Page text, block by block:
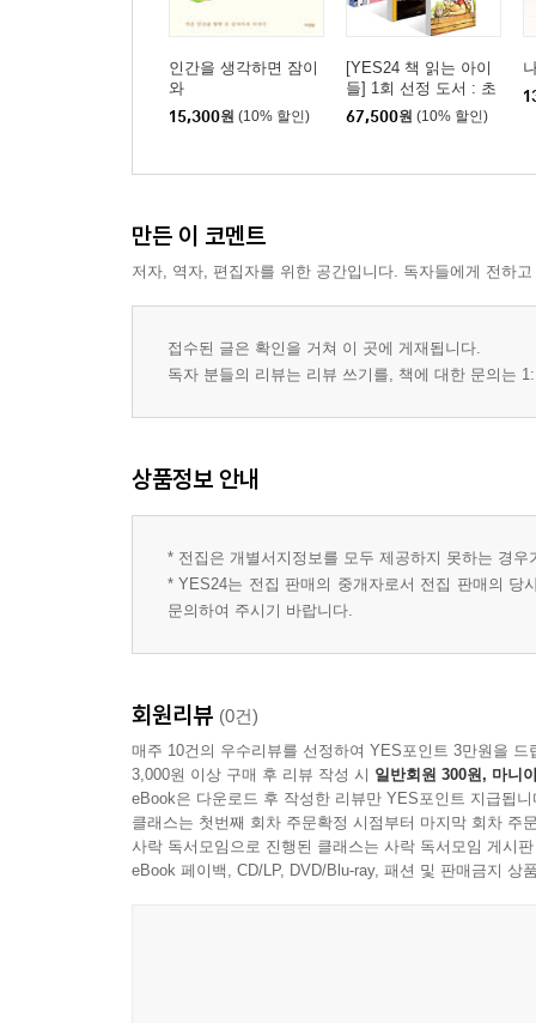
인간을 생각하면 잠이
와
15,300원 (10% 할인)
[YES24 책 읽는 아이
들] 1회 선정 도서 : 초
등 5~6학년 세트
67,500원 (10% 할인)
만든 이 코멘트
저자, 역자, 편집자를 위한 공간입니다. 독자들에게 전하
접수된 글은 확인을 거쳐 이 곳에 게재됩니다.
독자 분들의 리뷰는 리뷰 쓰기를, 책에 대한 문의는
상품정보 안내
* 전집은 개별서지정보를 모두 제공하지 못하는 경
* YES24는 전집 판매의 중개자로서 전집 판매의 당
문의하여 주시기 바랍니다.
회원리뷰 (0건)
매주 10건의 우수리뷰를 선정하여 YES포인트 3만원을 드
3,000원 이상 구매 후 리뷰 작성 시 일반회원 300원, 마니
eBook은 다운로드 후 작성한 리뷰만 YES포인트 지급됩니
클래스는 첫번째 회차 주문확정 시점부터 마지막 회차 주
사락 독서모임으로 진행된 클래스는 사락 독서모임 게시
eBook 페이백, CD/LP, DVD/Blu-ray, 패션 및 판매금지 상